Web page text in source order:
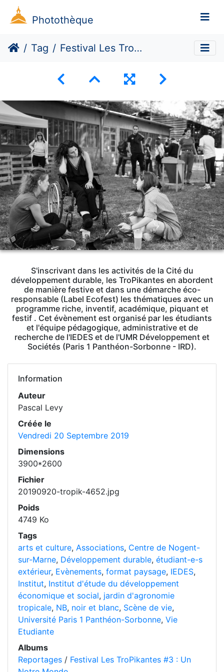
Photothèque
Tag Festival Les TroPikantes #3 : Un Notre Monde
S'inscrivant dans les activités de la Cité du
développement durable, les TroPikantes en abordent
de manière festive et dans une démarche éco-
responsable (Label Ecofest) les thématiques avec un
programme riche, inventif, académique, piquant et
festif . Cet évènement est organisé par les étudiants
et l'équipe pédagogique, administrative et de
recherche de l'IEDES et de l'UMR Développement et
Sociétés (Paris 1 Panthéon-Sorbonne - IRD).
Information
Auteur
Pascal Levy
Créée le
Vendredi 20 Septembre 2019
Dimensions
3900*2600
Fichier
20190920-tropik-4652.jpg
Poids
4749 Ko
Tags
arts et culture, Associations, Centre de Nogent-
sur-Marne, Développement durable, étudiant-e-s
extérieur, Evènements, format paysage, IEDES,
Institut, Institut d'étude du développement
économique et social, jardin d'agronomie
tropicale, NB, noir et blanc, Scène de vie,
Université Paris 1 Panthéon-Sorbonne, Vie
Etudiante
Albums
Reportages / Festival Les TroPikantes #3 : Un